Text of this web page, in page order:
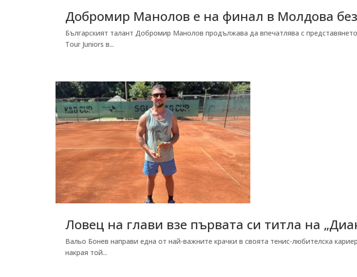
Добромир Манолов е на финал в Молдова без
Българският талант Добромир Манолов продължава да впечатлява с
Tour Juniors в...
Ловец на глави взе първата си титла на
Вальо Бонев направи една от най-важните крачки в своята тенис-любителска
накрая той...